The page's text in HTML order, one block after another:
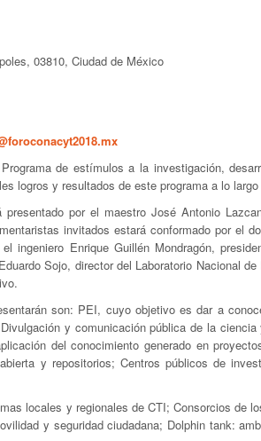
03810, Ciudad de México
de estímulos a la investigación,
logros y resultados de este programa a lo
por el maestro José Antonio
invitados estará conformado por el
ingeniero Enrique Guillén Mondragón,
Sojo, director del Laboratorio Nacional
son: PEI, cuyo objetivo es dar a
y comunicación pública de la
del conocimiento generado en
y repositorios; Centros públicos de
locales y regionales de CTI; Consorcios de
y seguridad ciudadana; Dolphin tank: